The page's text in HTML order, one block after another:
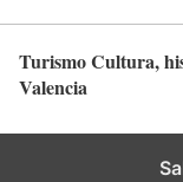
Turismo Cultura,
Valencia